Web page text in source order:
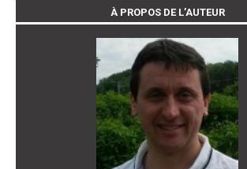
À PROPOS DE L’AUTEUR